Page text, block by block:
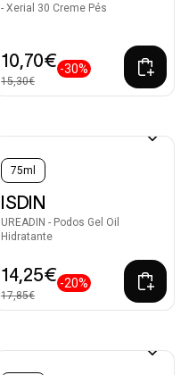
- Xerial 30 Creme Pés
10,70€
15,30€
-30%
75ml
ISDIN
UREADIN - Podos Gel Oil
Hidratante
14,25€
17,85€
-20%